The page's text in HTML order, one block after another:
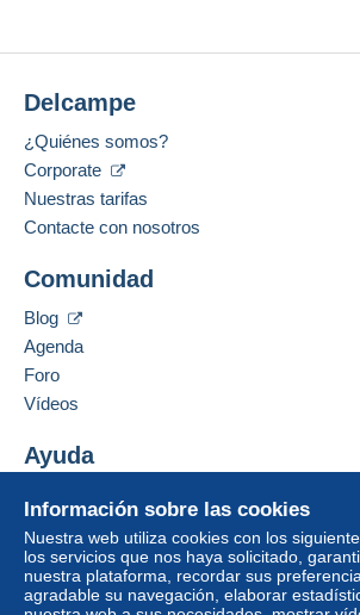
Información sobre las cookies
Nuestra web utiliza cookies con los
los servicios que nos haya solicitado,
nuestra plataforma, recordar sus
agradable su navegación, elaborar
Delcampe
¿Quiénes somos?
Corporate
Nuestras tarifas
Contacte con nosotros
Comunidad
Blog
Agenda
Foro
Vídeos
Ayuda
Comprar en Delcampe
Vender en Delcampe
Una página securizada